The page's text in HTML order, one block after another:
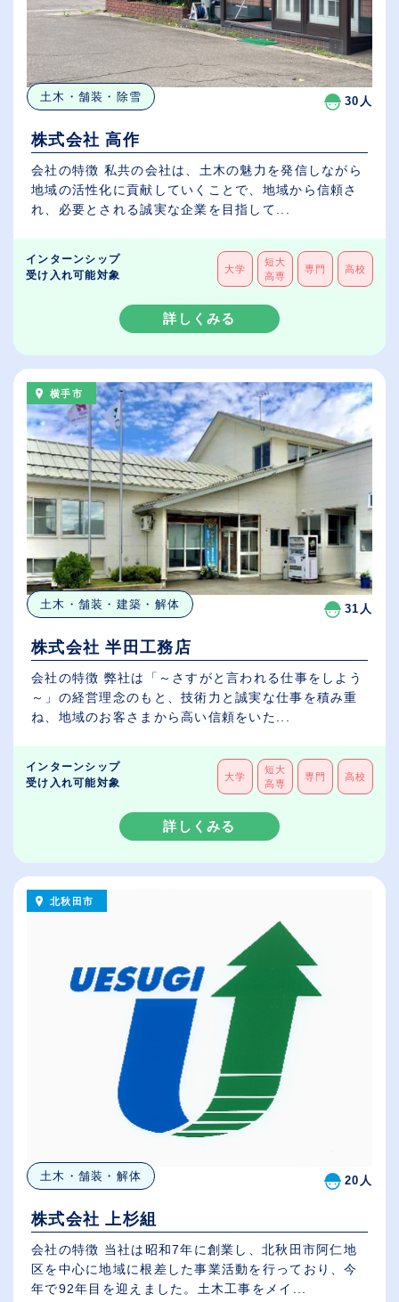
土木・舗装・除雪 30人
株式会社 高作
会社の特徴 私共の会社は、土木の魅力を発信しながら
地域の活性化に貢献していくことで、地域から信頼さ
れ、必要とされる誠実な企業を目指して...
インターンシップ
受け入れ可能対象
大学
短大
高専
専門 高校
詳しくみる
横手市
土木・舗装・建築・解体 31人
株式会社 半田工務店
会社の特徴 弊社は「～さすがと言われる仕事をしよう
～」の経営理念のもと、技術力と誠実な仕事を積み重
ね、地域のお客さまから高い信頼をいた...
インターンシップ
受け入れ可能対象
大学
短大
高専
専門 高校
詳しくみる
北秋田市
土木・舗装・解体 20人
株式会社 上杉組
会社の特徴 当社は昭和7年に創業し、北秋田市阿仁地
区を中心に地域に根差した事業活動を行っており、今
年で92年目を迎えました。土木工事をメイ...